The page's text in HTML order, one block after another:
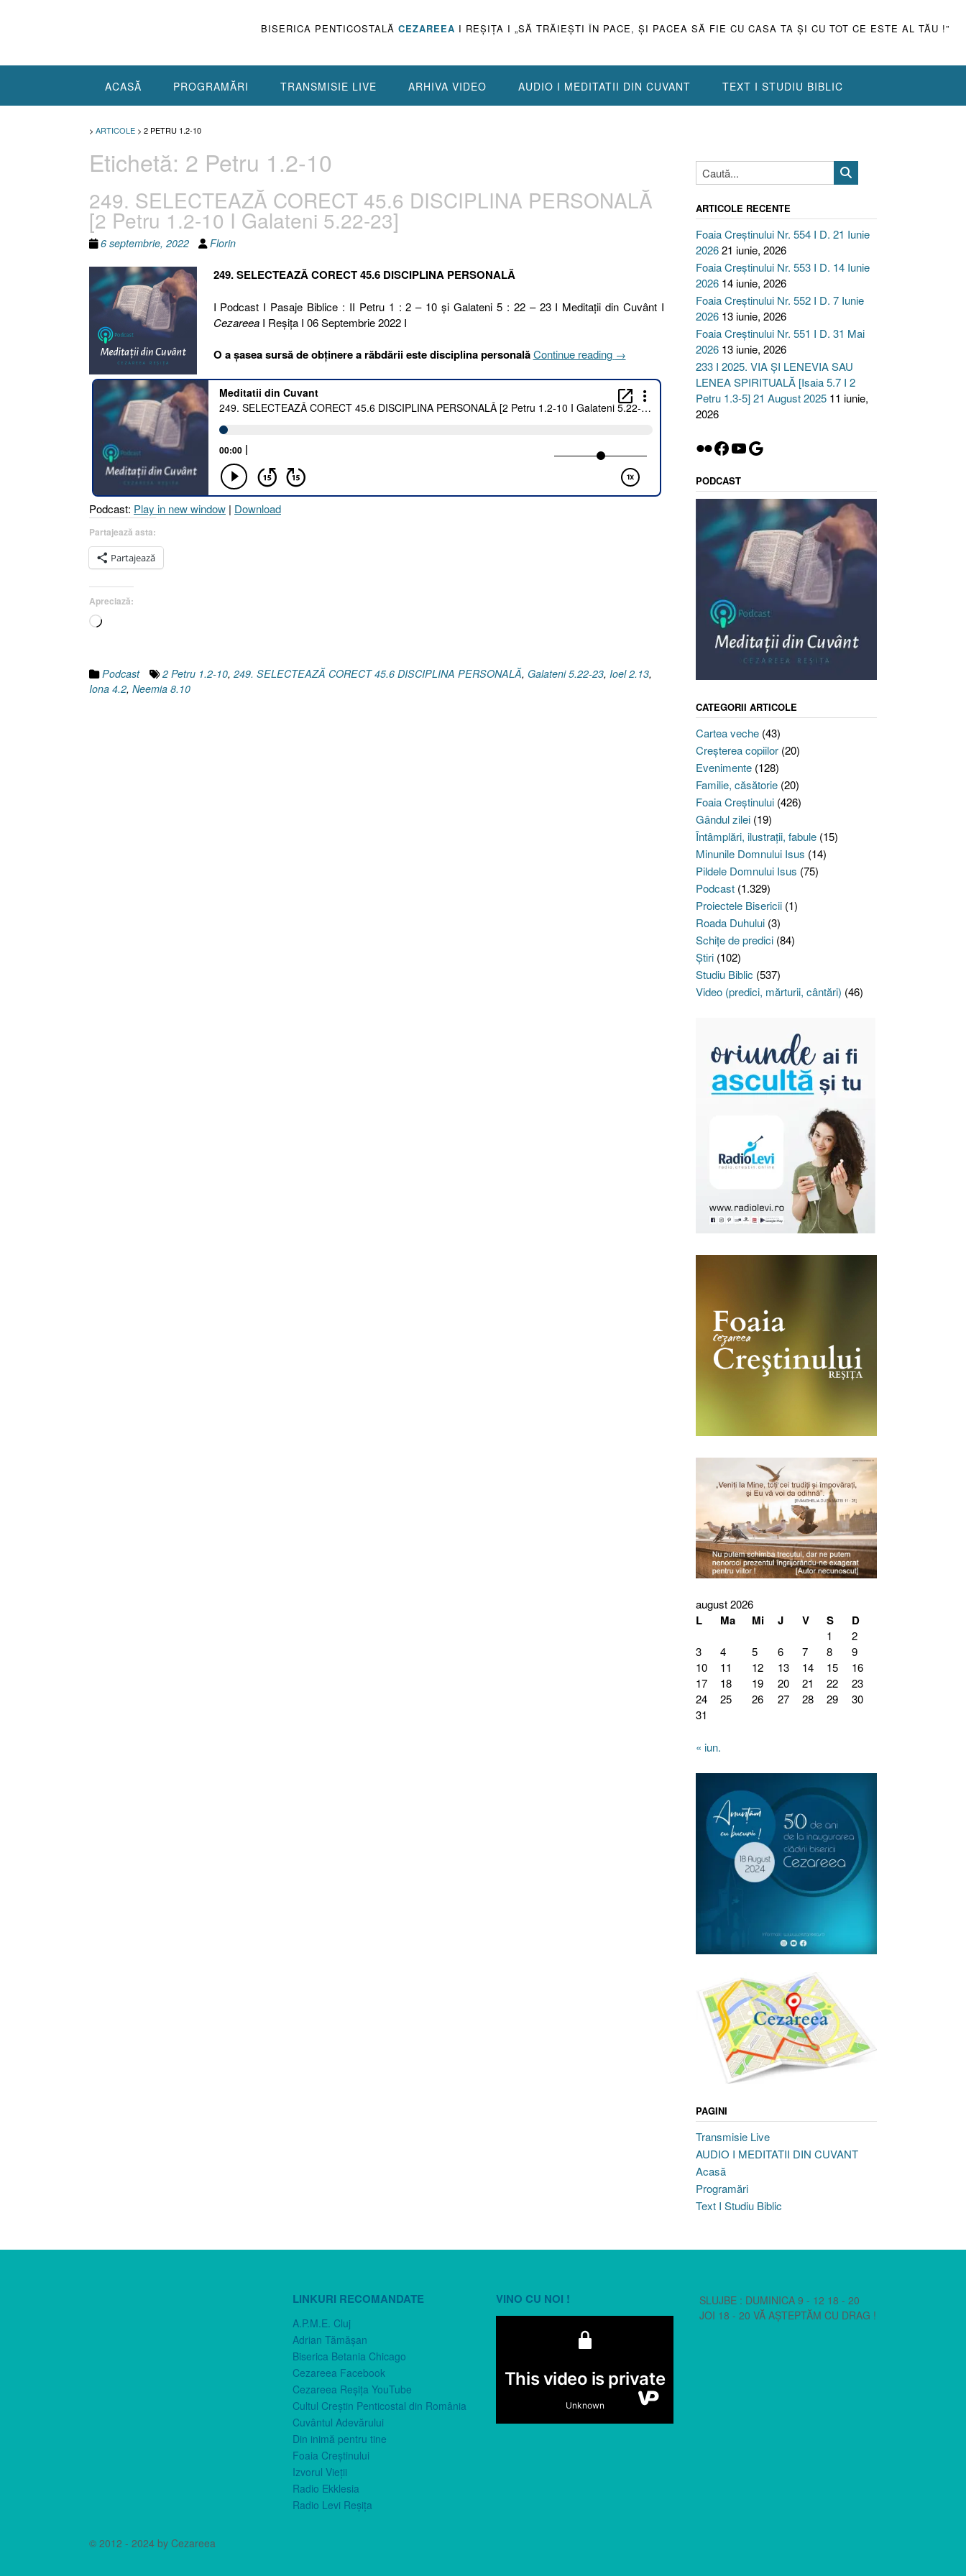
BISERICA PENTICOSTALĂ CEZAREEA I REŞIŢA I „SĂ TRĂIEŞTI ÎN PACE, ŞI PACEA SĂ FIE CU CASA TA ŞI CU TOT CE ESTE AL TĂU !”
ACASĂ PROGRAMĂRI TRANSMISIE LIVE ARHIVA VIDEO AUDIO I MEDITATII DIN CUVANT TEXT I STUDIU BIBLIC
> ARTICOLE > 2 PETRU 1.2-10
Etichetă: 2 Petru 1.2-10
249. SELECTEAZĂ CORECT 45.6 DISCIPLINA PERSONALĂ
[2 Petru 1.2-10 I Galateni 5.22-23]
6 septembrie, 2022 Florin
249. SELECTEAZĂ CORECT 45.6 DISCIPLINA PERSONALĂ
I Podcast I Pasaje Biblice : II Petru 1 : 2 – 10 și Galateni 5 : 22 – 23 I Meditaţii din Cuvânt I
CezareeaI Reşiţa I 06 Septembrie 2022 I
O a șasea sursă de obținere a răbdării este disciplina personală Continue reading „249.
CORECT
45.6
DISCIPLINA
1.2-
10
→
Podcast: Play in new window | Download
Partajează asta:
Partajează
Apreciază:
Încarc...
Podcast 2 Petru 1.2-10, 249. SELECTEAZĂ CORECT 45.6 DISCIPLINA PERSONALĂ, Galateni 5.22-23, Ioel 2.13,
Iona 4.2, Neemia 8.10
ARTICOLE RECENTE
Foaia Creștinului Nr. 554 I D. 21 Iunie
202621 iunie, 2026
Foaia Creștinului Nr. 553 I D. 14 Iunie
2026 14 iunie, 2026
Foaia Creștinului Nr. 552 I D. 7 Iunie
2026 13 iunie, 2026
Foaia Creștinului Nr. 551 I D. 31 Mai
2026 13 iunie, 2026
233 I 2025. VIA ȘI LENEVIA SAU
LENEA SPIRITUALĂ [Isaia 5.7 I 2
Petru 1.3-5] 21 August 2025 11 iunie,
2026
Flickr
Facebook
YouTube
Google
PODCAST
CATEGORII ARTICOLE
Cartea veche(43)
Creşterea copiilor(20)
Evenimente(128)
Familie, căsătorie(20)
Foaia Creştinului(426)
Gândul zilei(19)
Întâmplări, ilustraţii, fabule(15)
Minunile Domnului Isus (14)
Pildele Domnului Isus (75)
Podcast(1.329)
Proiectele Bisericii(1)
Roada Duhului(3)
Schiţe de predici(84)
Ştiri(102)
Studiu Biblic (537)
Video (predici, mărturii, cântări) (46)
august 2026
L Ma Mi J V S D
1
2
3
4 5 6 7 8
9
10
11 12 13 14 15
16
17
18 19 20 21 22
23
24
25 26 27 28 29
30
31
« iun.
PAGINI
Transmisie Live
AUDIO I MEDITATII DIN CUVANT
Acasă
Programări
Text I Studiu Biblic
LINKURI RECOMANDATE
A.P.M.E. Cluj
Adrian Tămăşan
Biserica Betania Chicago
Cezareea Facebook
Cezareea Reşiţa YouTube
Cultul Creştin Penticostal din România
Cuvântul Adevărului
Din inimă pentru tine
Foaia Creştinului
Izvorul Vieţii
Radio Ekklesia
Radio Levi Reşiţa
VINO CU NOI !
SLUJBE : DUMINICA 9 - 12 18 - 20
JOI 18 - 20 VĂ AȘTEPTĂM CU DRAG !
© 2012 - 2024 by Cezareea